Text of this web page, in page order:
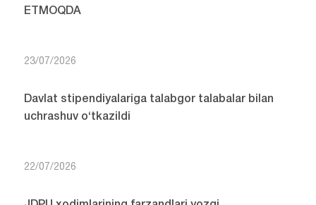
ETMOQDA
23/07/2026
Davlat stipendiyalariga talabgor talabalar bilan
uchrashuv o‘tkazildi
22/07/2026